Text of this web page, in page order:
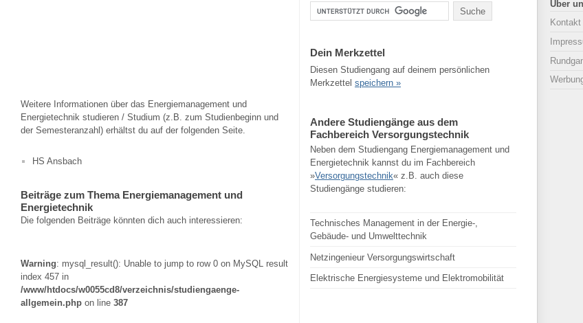
Weitere Informationen über das Energiemanagement und
Energietechnik studieren / Studium (z.B. zum Studienbeginn und
der Semesteranzahl) erhältst du auf der folgenden Seite.
HS Ansbach
Beiträge zum Thema Energiemanagement und
Energietechnik
Die folgenden Beiträge könnten dich auch interessieren:
Warning: mysql_result(): Unable to jump to row 0 on MySQL result
index 457 in
/www/htdocs/w0055cd8/verzeichnis/studiengaenge-
allgemein.php on line 387
Dein Merkzettel
Diesen Studiengang auf deinem persönlichen
Merkzettel speichern »
Andere Studiengänge aus dem
Fachbereich Versorgungstechnik
Neben dem Studiengang Energiemanagement und
Energietechnik kannst du im Fachbereich
»Versorgungstechnik« z.B. auch diese
Studiengänge studieren:
Technisches Management in der Energie-,
Gebäude- und Umwelttechnik
Netzingenieur Versorgungswirtschaft
Elektrische Energiesysteme und Elektromobilität
Über
Kontakt